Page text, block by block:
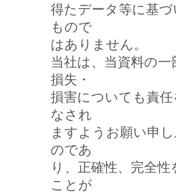
得たデータ等に基
もので
はありません。
当社は、当資料の
損失・
損害についても責
なされ
ますようお願い申
のであ
り、正確性、完全
ことが